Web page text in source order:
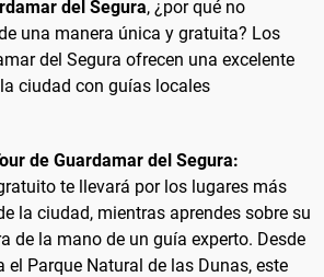
del Segura, ¿por qué no
una manera única y gratuita? Los
del Segura ofrecen una excelente
ciudad con guías locales
de Guardamar del Segura:
te llevará por los lugares más
la ciudad, mientras aprendes sobre su
de la mano de un guía experto. Desde
el Parque Natural de las Dunas, este